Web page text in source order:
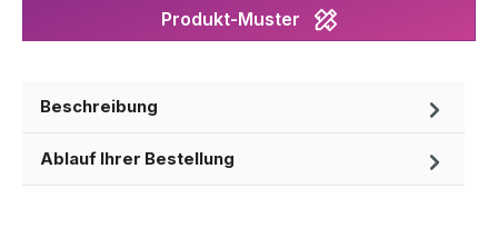
Produkt-Muster
Beschreibung
Ablauf Ihrer Bestellung